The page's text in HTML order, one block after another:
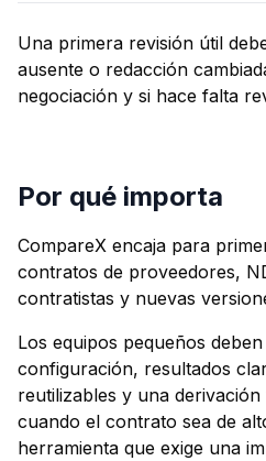
Una primera revisión útil
ausente o redacción
negociación y si hace falta
Por qué importa
CompareX encaja para
contratos de proveedores,
contratistas y nuevas
Los equipos pequeños
configuración, resultados
reutilizables y una
cuando el contrato sea de
herramienta que exige una